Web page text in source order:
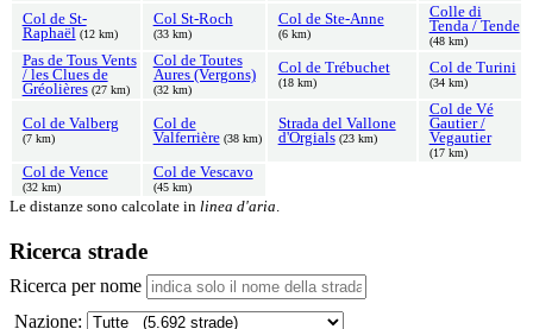
Col de St-
Raphaël (12 km)
Col St-Roch
(33 km)
Col de Ste-Anne
(6 km)
Colle di
Tenda / Tende
(48 km)
Pas de Tous Vents
/ les Clues de
Gréolières (27 km)
Col de Toutes
Aures (Vergons)
(32 km)
Col de Trébuchet
(18 km)
Col de Turini
(34 km)
Col de Valberg
(7 km)
Col de
Valferrière (38 km)
Strada del Vallone
d'Orgials (23 km)
Col de Vé
Gautier /
Vegautier
(17 km)
Col de Vence
(32 km)
Col de Vescavo
(45 km)
Le distanze sono calcolate in linea d'aria.
Ricerca strade
Ricerca per nome
Nazione: